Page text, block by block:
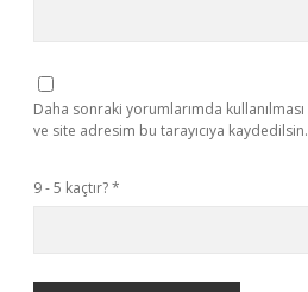
Daha sonraki yorumlarımda
ve site adresim bu tarayıcıya kaydedilsin.
9 - 5 kaçtır?*